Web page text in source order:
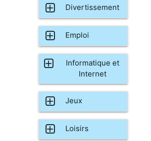
Divertissement
Emploi
Informatique et
Internet
Jeux
Loisirs